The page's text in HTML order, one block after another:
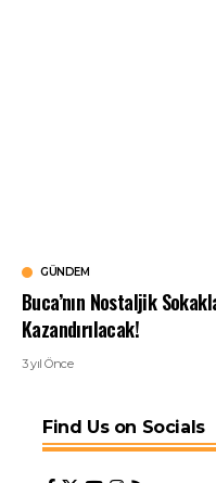
GÜNDEM
Buca’nın Nostaljik
Kazandırılacak!
3 yıl Önce
Find Us on Socials